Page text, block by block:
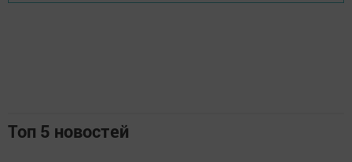
Топ 5 новостей